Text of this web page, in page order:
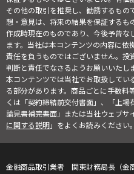
その他の取引を推奨し、勧誘するも
想・意見は、将来の結果を保証する
作成時現在のものであり、今後予告
ます。当社は本コンテンツの内容に
責任を負うものではございません。
判断と責任でなさるようお願いいたしま
本コンテンツでは当社でお取扱して
る部分があります。商品ごとに手数
くは「契約締結前交付書面」、「上
論見書補完書面」または当社ウェブサ
に関する説明」をよくお読みください。
金融商品取引業者 関東財務局長（金